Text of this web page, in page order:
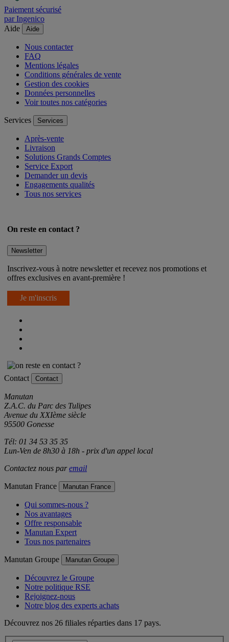
Paiement sécurisé
par Ingenico
Aide
Aide
Nous contacter
FAQ
Mentions légales
Conditions générales de vente
Gestion des cookies
Données personnelles
Voir toutes nos catégories
Services Services
Après-vente
Livraison
Solutions Grands Comptes
Service Export
Demander un devis
Engagements qualités
Tous nos services
On reste en contact ?
Newsletter
Inscrivez-vous à notre newsletter et recevez nos promotions et
offres exclusives en avant-première !
Je m'inscris
Contact Contact
Manutan
Z.A.C. du Parc des Tulipes
Avenue du XXIème siècle
95500 Gonesse
Tél: 01 34 53 35 35
Lun-Ven de 8h30 à 18h - prix d'un appel local
Contactez nous paremail
Manutan France Manutan France
Qui sommes-nous ?
Nos avantages
Offre responsable
Manutan Expert
Tous nos partenaires
Manutan Groupe Manutan Groupe
Découvrez le Groupe
Notre politique RSE
Rejoignez-nous
Notre blog des experts achats
Découvrez nos 26 filiales réparties dans 17 pays.